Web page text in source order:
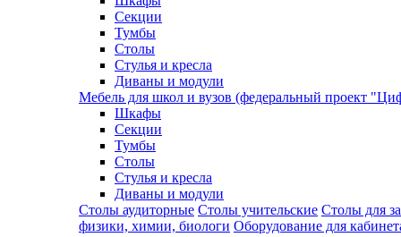
Секции
Тумбы
Столы
Стулья и кресла
Диваны и модули
Мебель для школ и вузов (федеральный проект
Шкафы
Секции
Тумбы
Столы
Стулья и кресла
Диваны и модули
Столы аудиторные Столы учительские Столы для
физики, химии, биологи Оборудование для